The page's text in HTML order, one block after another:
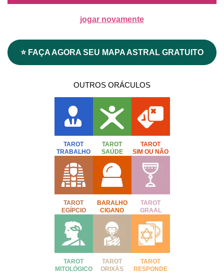
jogar novamente
⭐ FAÇA AGORA SEU MAPA ASTRAL GRATUITO
OUTROS ORÁCULOS
TAROT
TRABALHO
TAROT
SAÚDE
TAROT
SIM OU NÃO
TAROT
EGÍPCIO
BARALHO
CIGANO
TAROT
GRAAL
TAROT
MITOLÓGICO
TAROT
ORIXÁS
TAROT
RESPONDE